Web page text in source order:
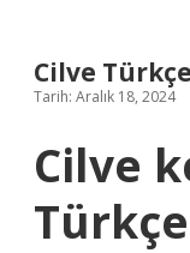
Cilve
Tarih: Aralık 18, 2024
Cilve